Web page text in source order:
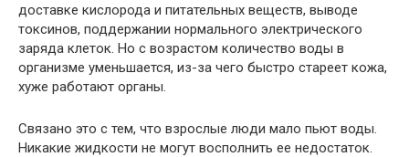
доставке кислорода и питательных веществ, выводе
токсинов, поддержании нормального электрического
заряда клеток. Но с возрастом количество воды в
организме уменьшается, из-за чего быстро стареет кожа,
хуже работают органы.
Связано это с тем, что взрослые люди мало пьют воды.
Никакие жидкости не могут восполнить ее недостаток.